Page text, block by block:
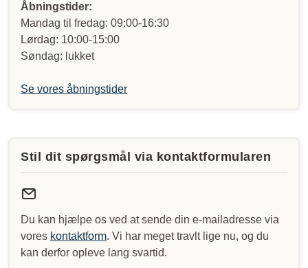
Åbningstider:
Mandag til fredag: 09:00-16:30
Lørdag: 10:00-15:00
Søndag: lukket
Se vores åbningstider
Stil dit spørgsmål via kontaktformularen
Du kan hjælpe os ved at sende din e-mailadresse via
vores kontaktform. Vi har meget travlt lige nu, og du
kan derfor opleve lang svartid.